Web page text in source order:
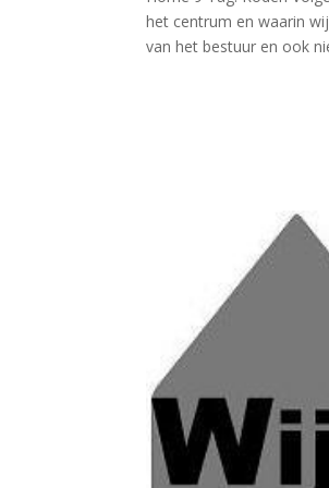
het centrum en waarin
van het bestuur en ook